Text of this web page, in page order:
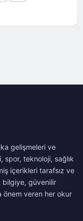
gelişmeleri ve
spor, teknoloji, sağlık
içerikleri tarafsız ve
bilgiye, güvenilir
önem veren her okur